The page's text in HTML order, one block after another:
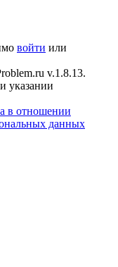
войти или
v.1.8.13.
указании
в отношении
данных